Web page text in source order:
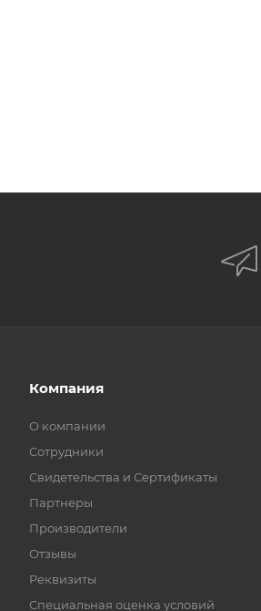
Компания
О компании
Сотрудники
Свидетельства и Сертификаты
Партнеры
Производители
Отзывы
Реквизиты
Специальная оценка условий